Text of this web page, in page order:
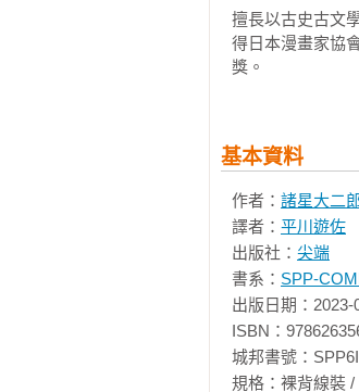
擅長以古史古文
得日本漫畫家協
獎。
基本資料
作者： 諸星大二
譯者： 平川遊佐
出版社： 尖端
書系： SPP-
出版日期：2023-
ISBN：
城邦書號：
規格：裸背線